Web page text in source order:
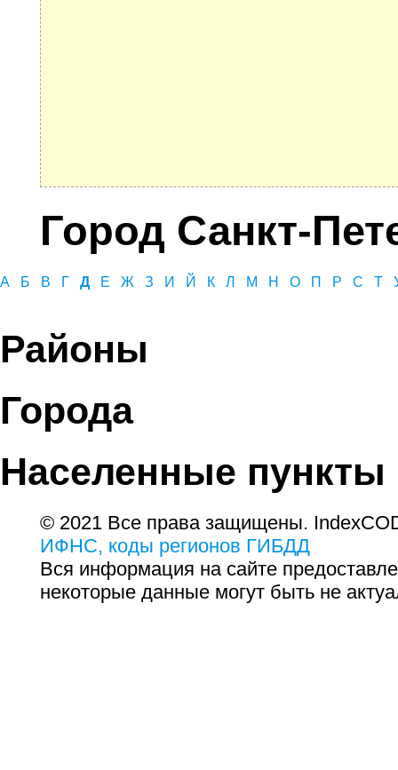
Город Санкт-
А Б В Г Д Е Ж З И Й К Л М Н О П Р С Т
Районы
Города
Населенные пункты
© 2021 Все права защищены.
ИФНС, коды регионов ГИБДД
Вся информация на сайте
некоторые данные могут быть не